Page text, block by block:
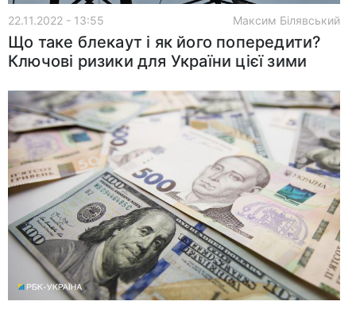
22.11.2022 - 13:55 Максим Білявський
Що таке блекаут і як його попередити?
Ключові ризики для України цієї зими